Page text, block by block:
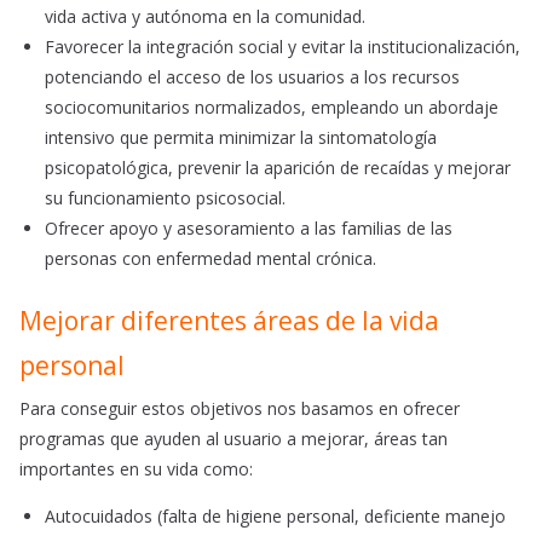
vida activa y autónoma en la comunidad.
Favorecer la integración social y evitar la institucionalización,
potenciando el acceso de los usuarios a los recursos
sociocomunitarios normalizados, empleando un abordaje
intensivo que permita minimizar la sintomatología
psicopatológica, prevenir la aparición de recaídas y mejorar
su funcionamiento psicosocial.
Ofrecer apoyo y asesoramiento a las familias de las
personas con enfermedad mental crónica.
Mejorar diferentes áreas de la vida
personal
Para conseguir estos objetivos nos basamos en ofrecer
programas que ayuden al usuario a mejorar, áreas tan
importantes en su vida como:
Autocuidados (falta de higiene personal, deficiente manejo